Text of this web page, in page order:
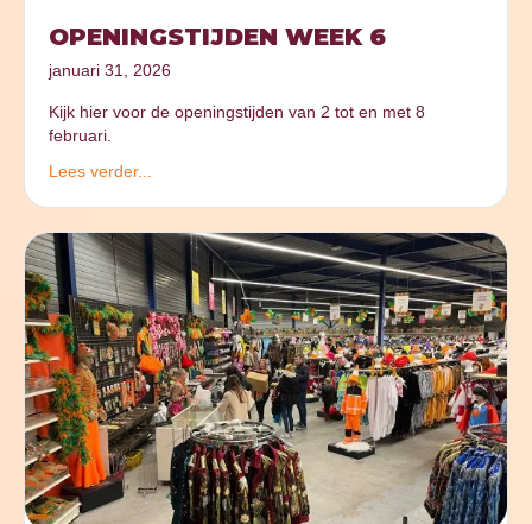
OPENINGSTIJDEN WEEK 6
januari 31, 2026
Kijk hier voor de openingstijden van 2 tot en met 8
februari.
Lees verder...